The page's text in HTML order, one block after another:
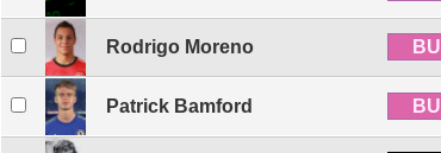
Rodrigo Moreno BU
Patrick Bamford BU